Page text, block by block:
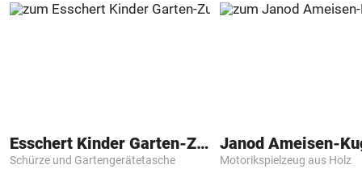
Esschert Kinder Garten-Zubehör
Schürze und Gartengerätetasche
Janod Ameisen-
Motorikspielzeug aus Holz